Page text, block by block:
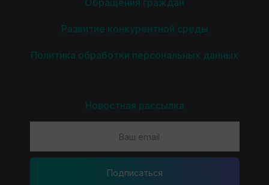
Обращения граждан
Развитие конкурентной среды
Политика обработки персональных данных
Новостная рассылка
Подпиcаться